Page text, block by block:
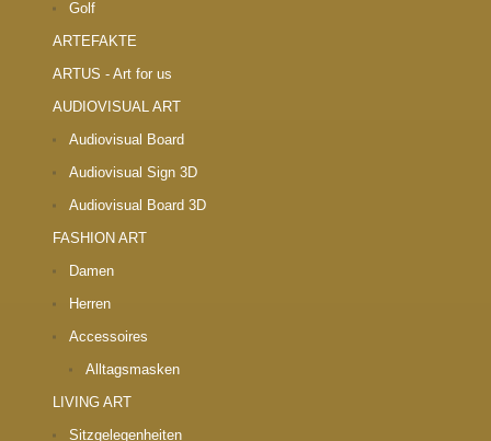
Golf
ARTEFAKTE
ARTUS - Art for us
AUDIOVISUAL ART
Audiovisual Board
Audiovisual Sign 3D
Audiovisual Board 3D
FASHION ART
Damen
Herren
Accessoires
Alltagsmasken
LIVING ART
Sitzgelegenheiten